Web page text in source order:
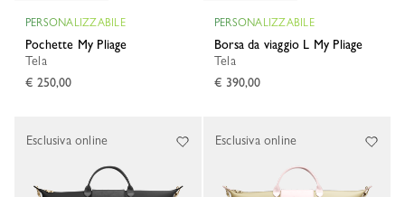
PERSONALIZZABILE
Pochette My Pliage
Tela
€ 250,00
PERSONALIZZABILE
Borsa da viaggio L My Pliage
Tela
€ 390,00
Esclusiva online Esclusiva online